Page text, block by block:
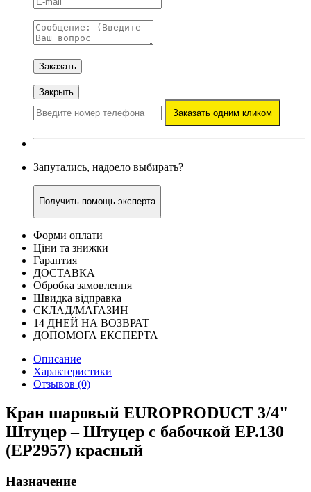
Заказать
Закрыть
Заказать одним кликом
Запутались, надоело выбирать?
Получить помощь эксперта
Форми оплати
Ціни та знижки
Гарантия
ДОСТАВКА
Обробка замовлення
Швидка відправка
СКЛАД/МАГАЗИН
14 ДНЕЙ НА ВОЗВРАТ
ДОПОМОГА ЕКСПЕРТА
Описание
Характеристики
Отзывов (0)
Кран шаровый EUROPRODUCT 3/4"
Штуцер – Штуцер с бабочкой EP.130
(EP2957) красный
Назначение